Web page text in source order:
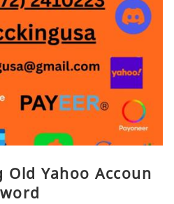
Old Yahoo Accoun